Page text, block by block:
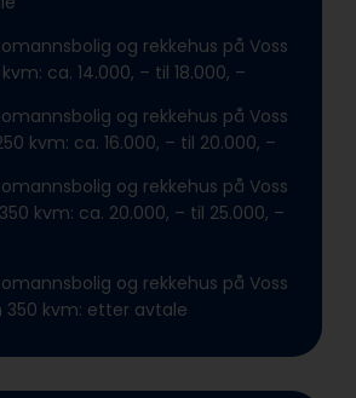
og rekkehus på Voss
ca. 14.000, – til 18.000, –
og rekkehus på Voss
kvm: ca. 16.000, – til 20.000, –
og rekkehus på Voss
kvm: ca. 20.000, – til 25.000, –
og rekkehus på Voss
350 kvm: etter avtale